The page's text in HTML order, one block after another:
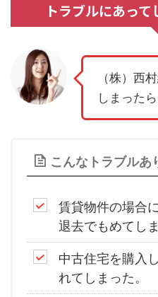
トラブルにあっ
（株）西
しまったら
こんなトラブルあ
賃貸物件の場合
退去でもめてしま
中古住宅を購入
れてしまった。